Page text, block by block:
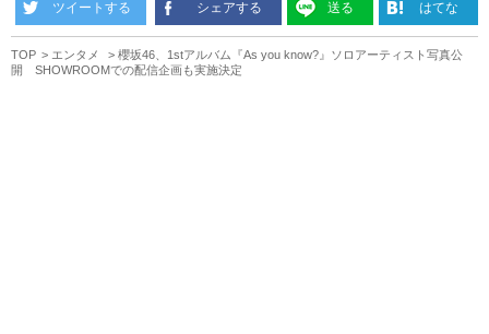
ツイートする シェアする 送る はてな
TOP エンタメ
櫻坂46、1stアルバム『As you know?』ソロアーティスト写真公
開 SHOWROOMでの配信企画も実施決定